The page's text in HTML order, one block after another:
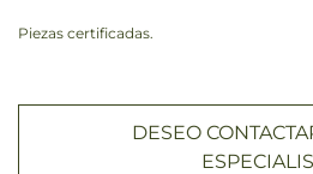
Piezas certificadas.
DESEO